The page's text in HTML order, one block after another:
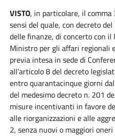
VISTO, in particolare, il
sensi del quale, con decreto
delle finanze, di concerto con
Ministro per gli affari regionali
previa intesa in sede di
all’articolo 8 del decreto
entro quarantacinque giorni
del medesimo decreto n. 201
misure incentivanti in favore
alle riorganizzazioni e alle
2, senza nuovi o maggiori